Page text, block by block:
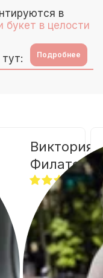
в
букет в целости
Подробнее
Виктория
Филатова